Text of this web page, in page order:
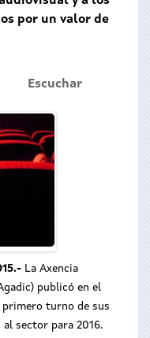
por un valor de
Escuchar
La Axencia
publicó en el
primero turno de sus
sector para 2016.